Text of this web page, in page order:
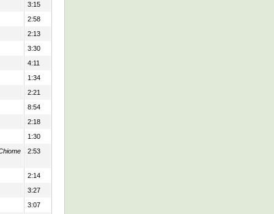
3:15
2:58
2:13
3:30
4:11
1:34
2:21
8:54
2:18
1:30
2:53
2:14
3:27
3:07